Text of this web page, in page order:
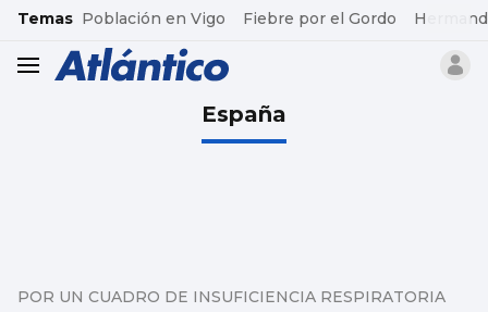
common.go-to-content
Temas Población en Vigo Fiebre por el Gordo
header.menu.open
España
POR UN CUADRO DE INSUFICIENCIA RESPIRATORIA